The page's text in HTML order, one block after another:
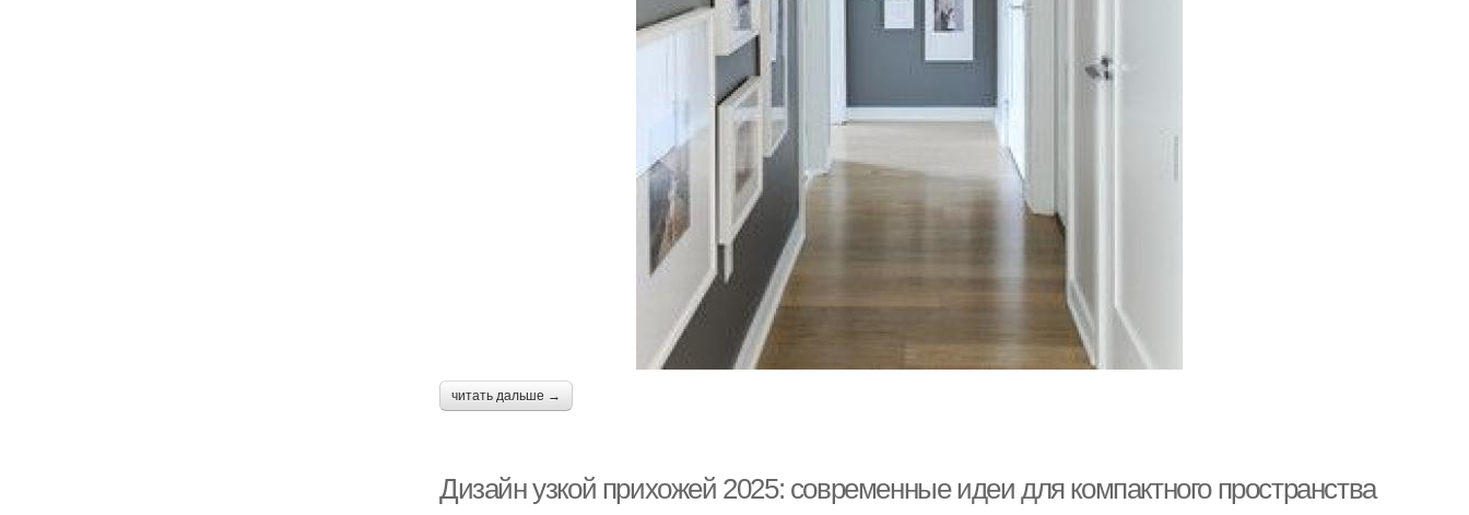
читать дальше →
Дизайн узкой прихожей 2025: современные идеи для компактного пространства